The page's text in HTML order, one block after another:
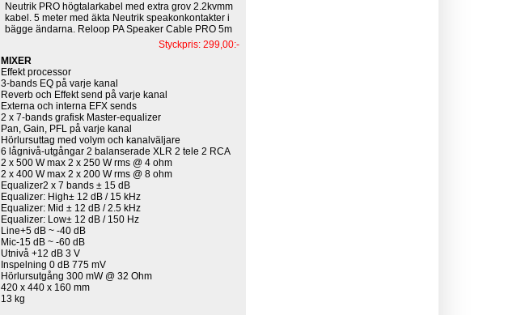
Neutrik PRO högtalarkabel med extra grov 2.2kvmm
kabel. 5 meter med äkta Neutrik speakonkontakter i
bägge ändarna. Reloop PA Speaker Cable PRO 5m
Styckpris: 299,00:-
MIXER
Effekt processor
3-bands EQ på varje kanal
Reverb och Effekt send på varje kanal
Externa och interna EFX sends
2 x 7-bands grafisk Master-equalizer
Pan, Gain, PFL på varje kanal
Hörlursuttag med volym och kanalväljare
6 lågnivå-utgångar 2 balanserade XLR 2 tele 2 RCA
2 x 500 W max 2 x 250 W rms @ 4 ohm
2 x 400 W max 2 x 200 W rms @ 8 ohm
Equalizer2 x 7 bands ± 15 dB
Equalizer: High± 12 dB / 15 kHz
Equalizer: Mid ± 12 dB / 2.5 kHz
Equalizer: Low± 12 dB / 150 Hz
Line+5 dB ~ -40 dB
Mic-15 dB ~ -60 dB
Utnivå +12 dB 3 V
Inspelning 0 dB 775 mV
Hörlursutgång 300 mW @ 32 Ohm
420 x 440 x 160 mm
13 kg